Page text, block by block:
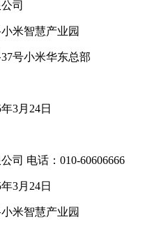
司
米智慧产业园
号小米华东总部
3月24日
司 电话：010-60606666
3月24日
米智慧产业园